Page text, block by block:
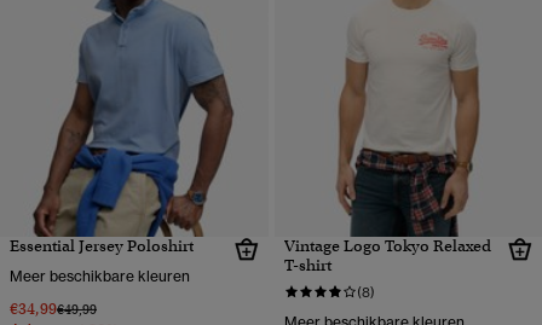
Essential Jersey Poloshirt
Meer beschikbare kleuren
€34,99Prijs verlaagd van
€49,99naar
Vintage Logo Tokyo Relaxed
T-shirt
(8)